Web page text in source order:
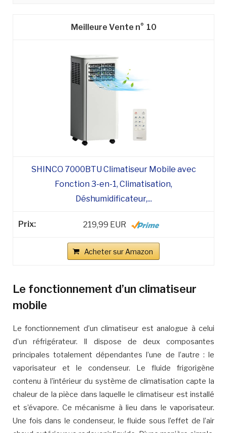
10
SHINCO 7000BTU Climatiseur Mobile avec
Fonction 3-en-1, Climatisation,
Déshumidificateur,...
219,99 EUR
Acheter sur Amazon
Le fonctionnement d’un climatiseur
mobile
Le fonctionnement d’un climatiseur est analogue à celui
d’un réfrigérateur. Il dispose de deux composantes
principales totalement dépendantes l’une de l’autre : le
vaporisateur et le condenseur. Le fluide frigorigène
contenu à l’intérieur du système de climatisation capte la
chaleur de la pièce dans laquelle le climatiseur est installé
et s’évapore. Ce mécanisme à lieu dans le vaporisateur.
Une fois dans le condenseur, le fluide sous l’effet de l’air